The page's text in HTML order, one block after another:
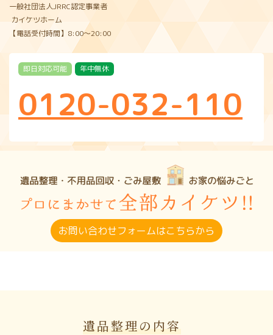
一般社団法人JRRC認定事業者
カイケツホーム
【電話受付時間】8:00〜20:00
即日対応可能 年中無休
0120-032-110
お問い合わせフォームはこちらから
遺品整理の内容